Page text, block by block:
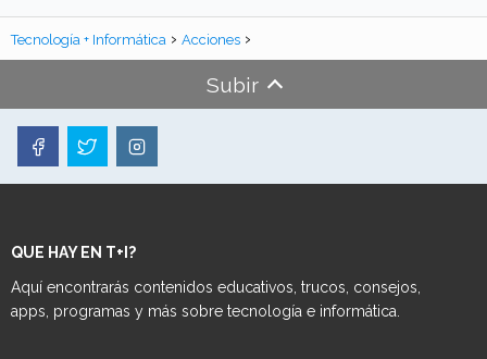
Tecnología + Informática Acciones
Subir
QUE HAY EN T+I?
Aquí encontrarás contenidos educativos, trucos, consejos,
apps, programas y más sobre tecnología e informática.